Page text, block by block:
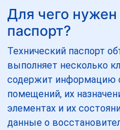
Для чего нужен
паспорт?
Технический паспорт
выполняет несколько
содержит информацию
помещений, их
элементах и их
данные о